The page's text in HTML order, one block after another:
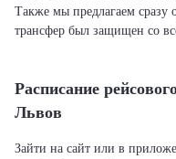
Также мы предлагаем сразу
трансфер был защищен со
Расписание
Львов
Зайти на сайт или в